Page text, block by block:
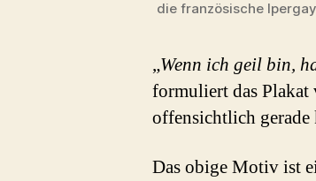
die französische
„Wenn ich geil bin,
formuliert das
offensichtlich
Das obige Motiv ist